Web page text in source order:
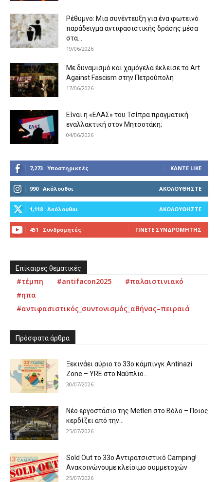
Ρέθυμνο: Μια συνέντευξη για ένα φωτεινό
παράδειγμα αντιφασιστικής δράσης μέσα
στα...
19/06/2026
Με δυναμισμό και χαμόγελα έκλεισε το Art
Against Fascism στην Πετρούπολη
17/06/2026
Είναι η «ΕΛΑΣ» του Τσίπρα πραγματική
εναλλακτική στον Μητσοτάκη;
04/06/2026
7,273 Υποστηρικτές ΚΆΝΤΕ LIKE
990 Ακόλουθοι ΑΚΟΛΟΥΘΉΣΤΕ
1,118 Ακόλουθοι ΑΚΟΛΟΥΘΉΣΤΕ
451 Συνδρομητές ΓΊΝΕΤΕ ΣΥΝΔΡΟΜΗΤΉΣ
Επίκαιρες θεματικές
#τέμπη #antifacon2025
#παλαιστινιακό
#ηπα
#αντιφασιστικός_συντονισμός_αθήνας–πειραιά
Πρόσφατα άρθρα
Ξεκινάει αύριο το 33ο κάμπινγκ Antinazi
Zone – YRE στο Ναύπλιο...
30/07/2026
Νέο εργοστάσιο της Metlen στο Βόλο – Ποιος
κερδίζει από την...
25/07/2026
Sold Out το 33ο Αντιρατσιστικό Camping!
Ανακοινώνουμε κλείσιμο συμμετοχών
25/07/2026